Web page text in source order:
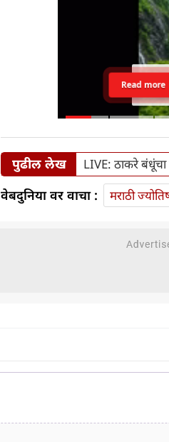
Read more
पुढील लेख LIVE: ठाकरे बंधूंचा
वेबदुनिया वर वाचा : मराठी